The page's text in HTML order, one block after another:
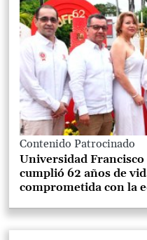
Contenido Patrocinado
Universidad Francisco
cumplió 62 años de
comprometida con la